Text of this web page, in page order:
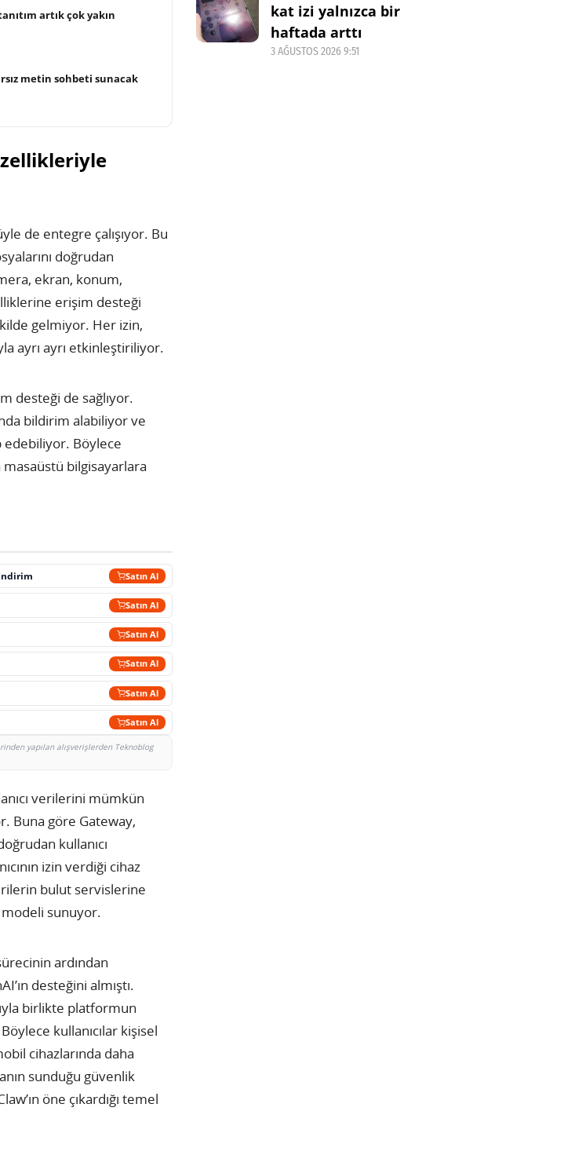
artık çok yakın
metin sohbeti sunacak
de entegre çalışıyor. Bu
doğrudan
ekran, konum,
erişim desteği
gelmiyor. Her izin,
ayrı ayrı etkinleştiriliyor.
desteği de sağlıyor.
bildirim alabiliyor ve
edebiliyor. Böylece
bilgisayarlara
Satın Al
Satın Al
Satın Al
Satın Al
Satın Al
Satın Al
yapılan alışverişlerden Teknoblog
verilerini mümkün
Buna göre Gateway,
kullanıcı
izin verdiği cihaz
bulut servislerine
modeli sunuyor.
ardından
desteğini almıştı.
birlikte platformun
kullanıcılar kişisel
cihazlarında daha
sunduğu güvenlik
öne çıkardığı temel
kat izi yalnızca bir
haftada arttı
3 AĞUSTOS 2026 9:51